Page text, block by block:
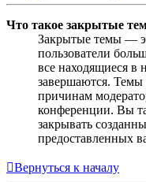
Что такое закрытые
Закрытые темы —
пользователи
все находящиеся в
завершаются.
причинам
конференции. Вы
закрывать
предоставленных
Вернуться к началу